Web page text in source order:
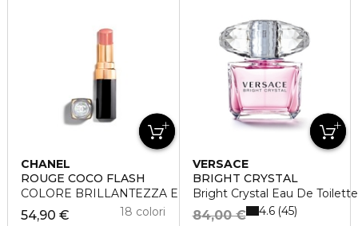
CHANEL
ROUGE COCO FLASH
COLORE BRILLANTEZZA E INTENSITÀ IN UN FLASH
54,90 € 18 colori
VERSACE
BRIGHT CRYSTAL
Bright Crystal Eau De
84,00 € 4.6 45